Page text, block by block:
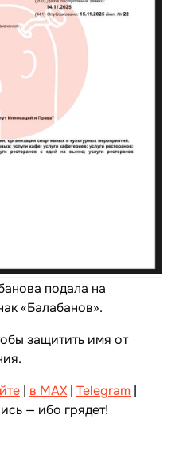
подала на
«Балабанов».
защитить имя от
| в MAX | Telegram |
— ибо грядет!